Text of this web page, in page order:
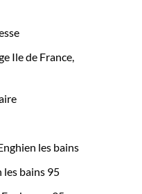
Ile de France,
les bains
les bains 95